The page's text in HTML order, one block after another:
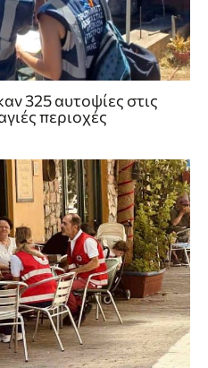
325 αυτοψίες στις
περιοχές